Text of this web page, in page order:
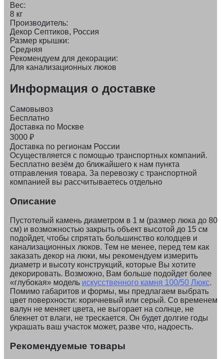
Вес:
8 кг
Производитель:
Декор Септиков, Россия
Размер крышки:
Средняя
Рекомендуем для декорации:
Для канализационных люков
Информация о доставке
Самовывоз
Бесплатно
Доставка по Москве
3000 ₽
Доставка по регионам России
Осуществляется с помощью транспортных компаний.
Бесплатно везём до ближайшего к нам пункта
отправления товара. За перевозку с транспортной
компанией вы рассчитываетесь отдельно
Описание
Пустотелый камень диаметром в 1 м (размер люка до 80
см) и возможностью закрыть объект высотой до 15 см
подойдет, чтобы спрятать большинство колодцев и
канализационных люков. Тем не менее, перед тем как
заказать декор на люки, мы рекомендуем измерить
диаметр и высоту конструкций, которые Вы хотите
декорировать. Возможно, Вам больше подойдет более
«глубокая» модель искусственного камня 100/50 Люкс.
Помимо габаритов и формы, мы предлагаем выбрать
цвет поверхности: коричневый или серый. Со временем
валун не меняет цвета, не выгорает на солнце, не
блекнет от влаги, не трескается. Он будет долгие годы
украшать ваш участок может, разве что, надоесть.
Рекомендуемые товары